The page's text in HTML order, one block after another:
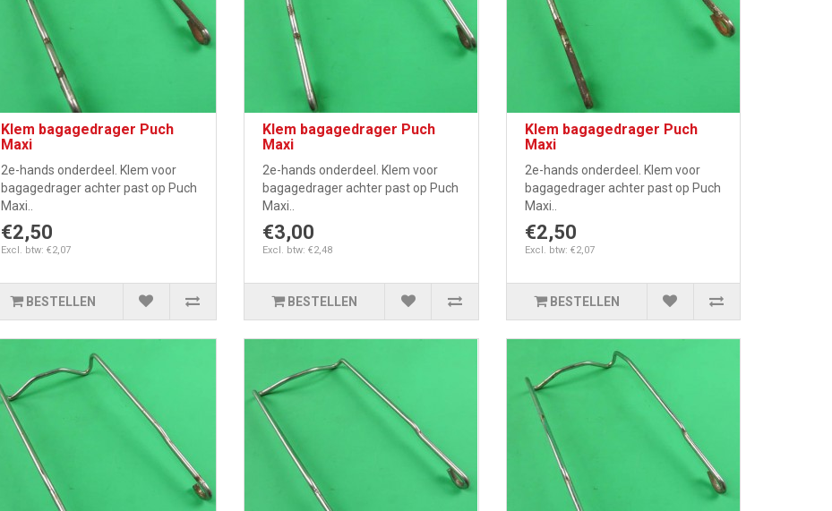
Klem bagagedrager Puch
Maxi
2e-hands onderdeel. Klem voor
bagagedrager achter past op Puch
Maxi..
€2,50
Excl. btw: €2,07
BESTELLEN
Klem bagagedrager Puch
Maxi
2e-hands onderdeel. Klem voor
bagagedrager achter past op Puch
Maxi..
€3,00
Excl. btw: €2,48
BESTELLEN
Klem bagagedrager Puch
Maxi
2e-hands onderdeel. Klem voor
bagagedrager achter past op Puch
Maxi..
€2,50
Excl. btw: €2,07
BESTELLEN